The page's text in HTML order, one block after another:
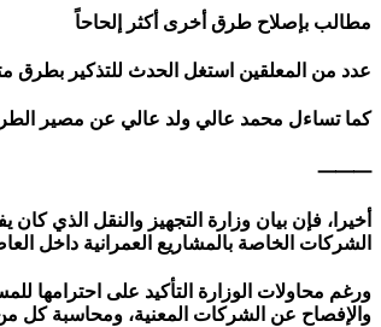
مطالب بإصلاح طرق أخرى أكثر إلحاحاً
عدد من المعلقين استغل الحدث للتذكير بطرق
كما تساءل محمد عالي ولد عالي عن مصير الطرق
⸻
أخيرا، فإن بيان وزارة التجهيز والنقل الذي
الشركات الخاصة بالمشاريع العمرانية داخل
ورغم محاولات الوزارة التأكيد على احترامها
والإفصاح عن الشركات المعنية، ومحاسبة كل